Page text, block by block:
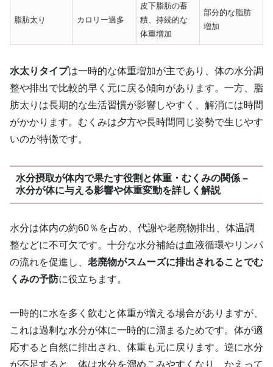
脂肪太り カロリー過多
皮下脂肪の蓄
積、持続的な
体重増加
部分的な脂肪
増加
水太りタイプは一時的な体重増加が主であり、体の水分調
整や排出で比較的早く元に戻る傾向があります。一方、脂
肪太りは長期的な生活習慣が影響しやすく、解消には時間
がかかります。むくみは夕方や長時間同じ姿勢で生じやす
いのが特徴です。
水分摂取が体内で果たす役割と体重・むくみの関係 –
水分が体に与える影響や体重変動を詳しく解説
水分は体内の約60％を占め、代謝や老廃物排出、体温調
整などに不可欠です。十分な水分補給は血液循環やリンパ
の流れを促進し、 老廃物がスムーズに排出されることでむ
くみの予防に役立ちます。
一時的に水を多く飲むと体重が増える場合がありますが、
これは過剰な水分が体に一時的に溜まるためです。体が適
応すると自然に排出され、体重も元に戻ります。逆に水分
が不足すると、体は水分を溜めこみやすくなり、かえって